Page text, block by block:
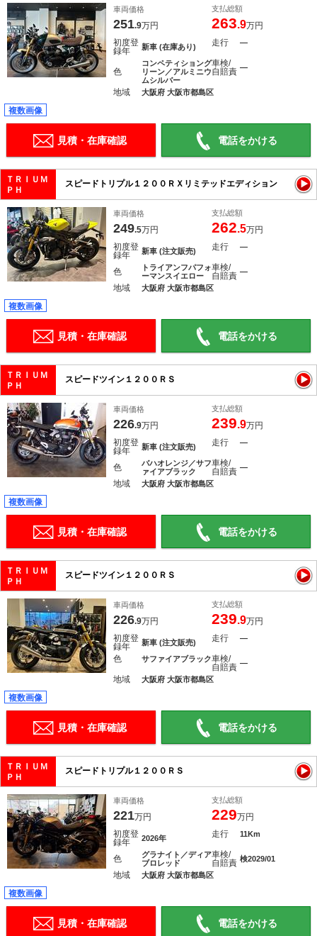
車両価格
251.9万円
支払総額
263.9万円
初度登
録年
新車 (在庫あり) 走行 ―
色
コンペティショング
リーン／アルミニウ
ムシルバー
車検/
自賠責 ―
地域 大阪府 大阪市都島区
複数画像
見積・在庫確認 電話をかける
ＴＲＩＵＭ
ＰＨ
スピードトリプル１２００ＲＸリミテッドエディション
車両価格
249.5万円
支払総額
262.5万円
初度登
録年
新車 (注文販売) 走行 ―
色
トライアンフパフォ
ーマンスイエロー
車検/
自賠責 ―
地域 大阪府 大阪市都島区
複数画像
見積・在庫確認 電話をかける
ＴＲＩＵＭ
ＰＨ
スピードツイン１２００ＲＳ
車両価格
226.9万円
支払総額
239.9万円
初度登
録年
新車 (注文販売) 走行 ―
色
バハオレンジ／サフ
ァイアブラック
車検/
自賠責 ―
地域 大阪府 大阪市都島区
複数画像
見積・在庫確認 電話をかける
ＴＲＩＵＭ
ＰＨ
スピードツイン１２００ＲＳ
車両価格
226.9万円
支払総額
239.9万円
初度登
録年
新車 (注文販売) 走行 ―
色 サファイアブラック車検/
自賠責 ―
地域 大阪府 大阪市都島区
複数画像
見積・在庫確認 電話をかける
ＴＲＩＵＭ
ＰＨ
スピードトリプル１２００ＲＳ
車両価格
221万円
支払総額
229万円
初度登
録年
2026年 走行 11Km
色
グラナイト／ディア
ブロレッド
車検/
自賠責 検2029/01
地域 大阪府 大阪市都島区
複数画像
見積・在庫確認 電話をかける